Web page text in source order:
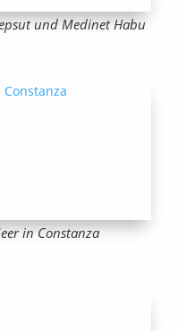
und Medinet Habu
in Constanza